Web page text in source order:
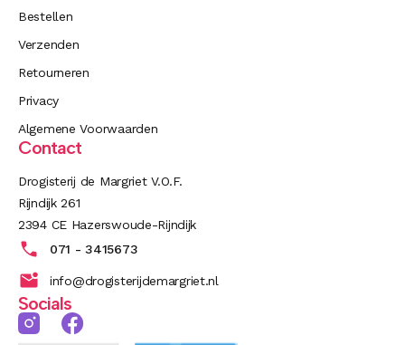
Bestellen
Verzenden
Retourneren
Privacy
Algemene Voorwaarden
Contact
Drogisterij de Margriet V.O.F.
Rijndijk 261
2394 CE Hazerswoude-Rijndijk
071 - 3415673
info@drogisterijdemargriet.nl
Socials